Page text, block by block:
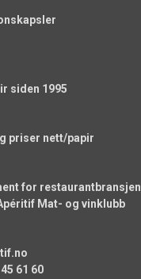
siden 1995
priser nett/papir
for restaurantbransjen
Mat- og vinklubb
61 60